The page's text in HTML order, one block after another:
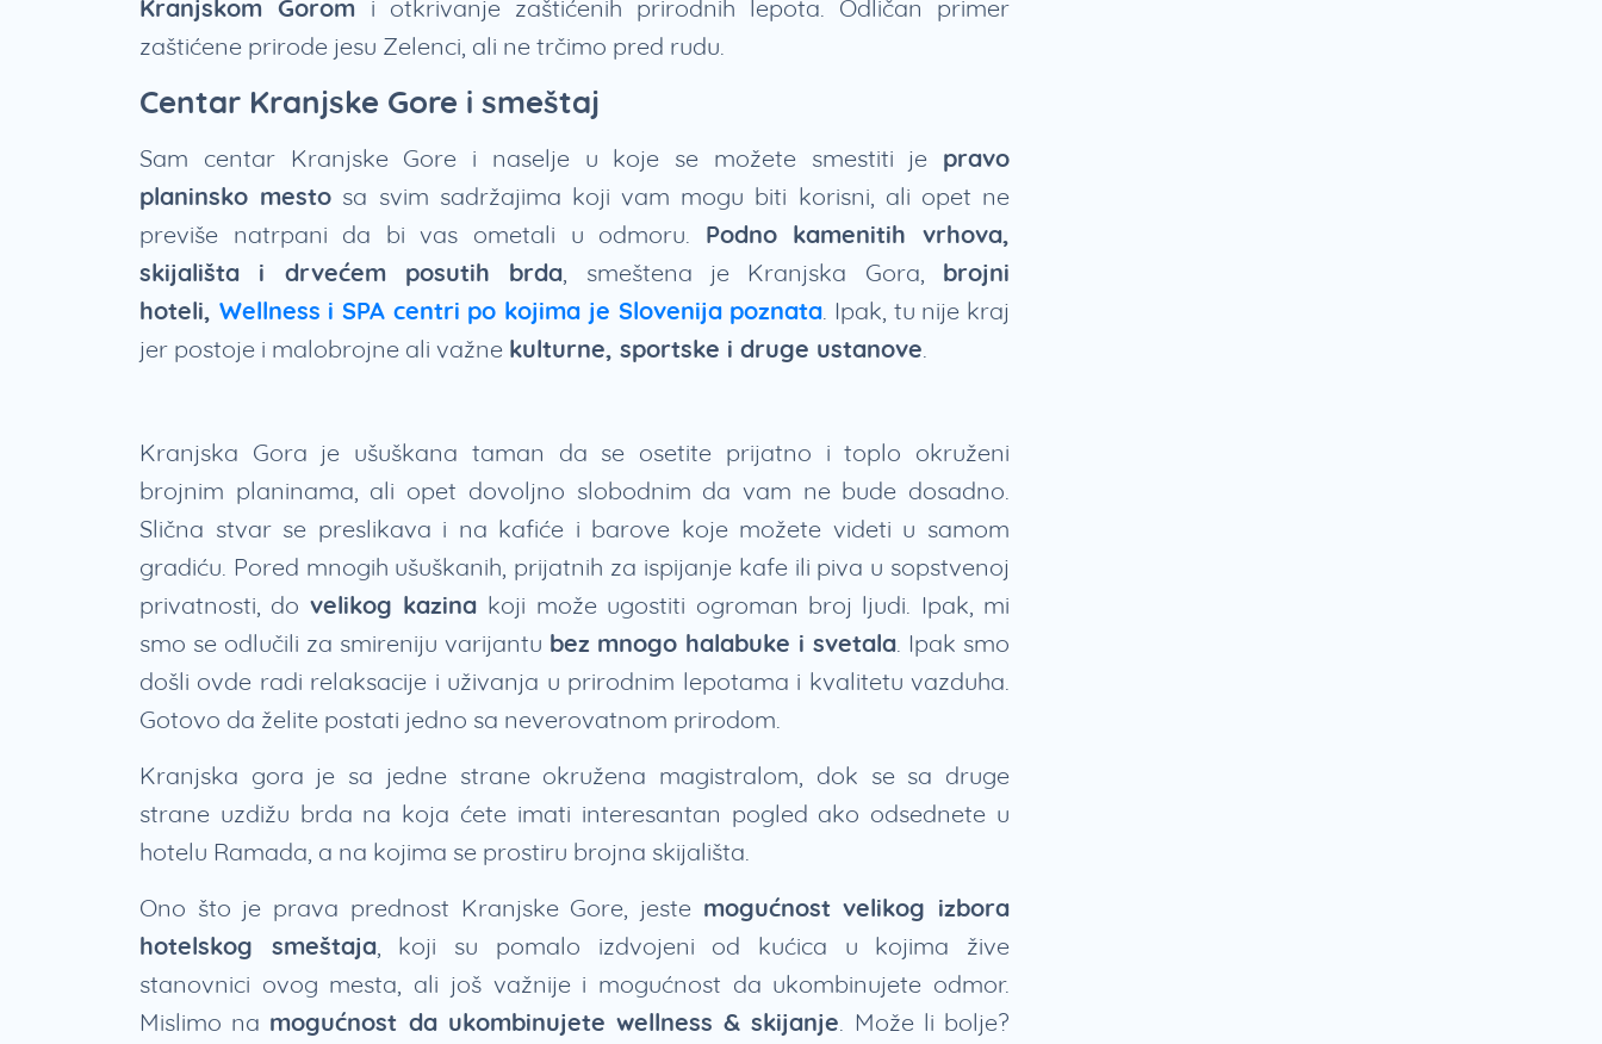
Kranjskom Gorom i otkrivanje zaštićenih prirodnih lepota. Odličan primer
zaštićene prirode jesu Zelenci, ali ne trčimo pred rudu.
Centar Kranjske Gore i smeštaj
Sam centar Kranjske Gore i naselje u koje se možete smestiti je pravo
planinsko mesto sa svim sadržajima koji vam mogu biti korisni, ali opet ne
previše natrpani da bi vas ometali u odmoru. Podno kamenitih vrhova,
skijališta i drvećem posutih brda, smeštena je Kranjska Gora, brojni
hoteli, Wellness i SPA centri po kojima je Slovenija poznata. Ipak, tu nije kraj
jer postoje i malobrojne ali važne kulturne, sportske i druge ustanove.
Kranjska Gora je ušuškana taman da se osetite prijatno i toplo okruženi
brojnim planinama, ali opet dovoljno slobodnim da vam ne bude dosadno.
Slična stvar se preslikava i na kafiće i barove koje možete videti u samom
gradiću. Pored mnogih ušuškanih, prijatnih za ispijanje kafe ili piva u sopstvenoj
privatnosti, do velikog kazina koji može ugostiti ogroman broj ljudi. Ipak, mi
smo se odlučili za smireniju varijantu bez mnogo halabuke i svetala. Ipak smo
došli ovde radi relaksacije i uživanja u prirodnim lepotama i kvalitetu vazduha.
Gotovo da želite postati jedno sa neverovatnom prirodom.
Kranjska gora je sa jedne strane okružena magistralom, dok se sa druge
strane uzdižu brda na koja ćete imati interesantan pogled ako odsednete u
hotelu Ramada, a na kojima se prostiru brojna skijališta.
Ono što je prava prednost Kranjske Gore, jeste mogućnost velikog izbora
hotelskog smeštaja, koji su pomalo izdvojeni od kućica u kojima žive
stanovnici ovog mesta, ali još važnije i mogućnost da ukombinujete odmor.
Mislimo na mogućnost da ukombinujete wellness & skijanje. Može li bolje?